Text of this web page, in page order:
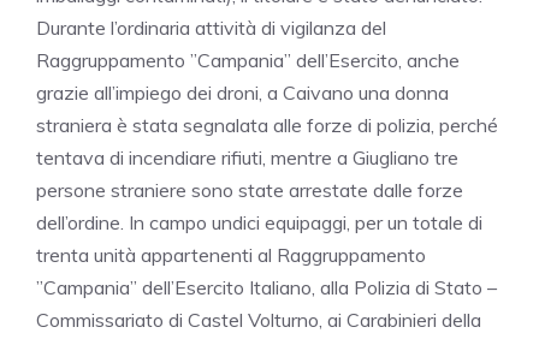
Durante l’ordinaria attività di vigilanza del
Raggruppamento ”Campania” dell’Esercito, anche
grazie all’impiego dei droni, a Caivano una donna
straniera è stata segnalata alle forze di polizia, perché
tentava di incendiare rifiuti, mentre a Giugliano tre
persone straniere sono state arrestate dalle forze
dell’ordine. In campo undici equipaggi, per un totale di
trenta unità appartenenti al Raggruppamento
”Campania” dell’Esercito Italiano, alla Polizia di Stato –
Commissariato di Castel Volturno, ai Carabinieri della